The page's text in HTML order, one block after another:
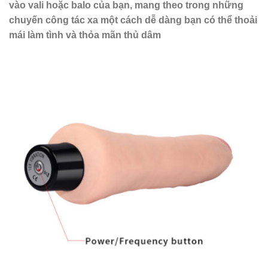
vào vali hoặc balo của bạn, mang theo trong những
chuyến công tác xa một cách dễ dàng bạn có thể thoải
mái làm tình và thỏa mãn thủ dâm